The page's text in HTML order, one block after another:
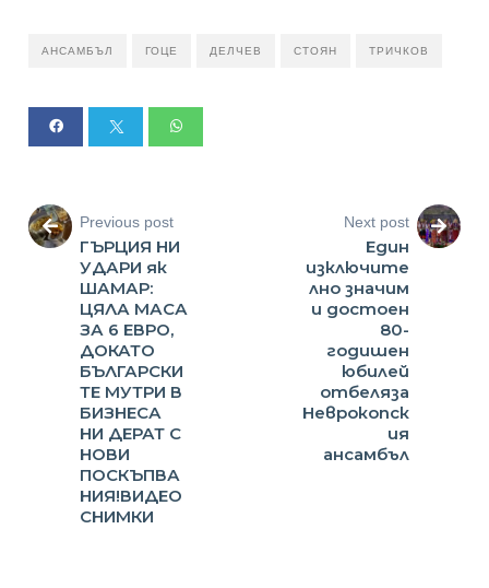
АНСАМБЪЛ ГОЦЕ ДЕЛЧЕВ СТОЯН ТРИЧКОВ
Previous post
ГЪРЦИЯ НИ
УДАРИ як
ШАМАР:
ЦЯЛА МАСА
ЗА 6 ЕВРО,
ДОКАТО
БЪЛГАРСКИ
ТЕ МУТРИ В
БИЗНЕСА
НИ ДЕРАТ С
НОВИ
ПОСКЪПВА
НИЯ!ВИДЕО
СНИМКИ
Next post
Един
изключите
лно значим
и достоен
80-
годишен
юбилей
отбеляза
Неврокопск
ия
ансамбъл